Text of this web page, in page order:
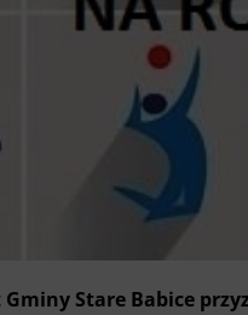
Stare Babice